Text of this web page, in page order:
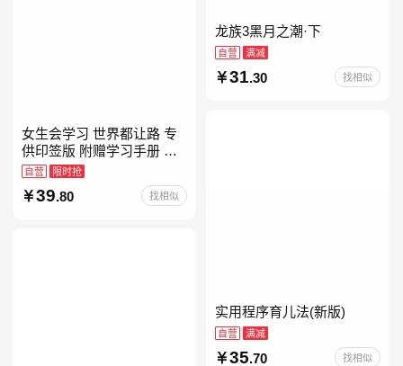
龙族3黑月之潮·下
自营 满减
31 .30 找相似
女生会学习 世界都让路 专
供印签版 附赠学习手册 创
意明信片 试听课和资料包
自营 限时抢
39.80 找相似
实用程序育儿法(新版)
自营 满减
35.70 找相似